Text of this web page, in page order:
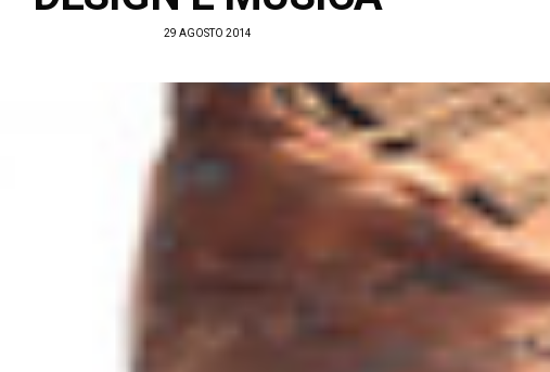
29 AGOSTO 2014